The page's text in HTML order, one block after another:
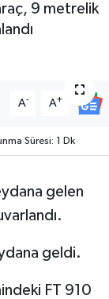
9 metrelik
A- A+
Süresi: 1 Dk
gelen
geldi.
FT 910